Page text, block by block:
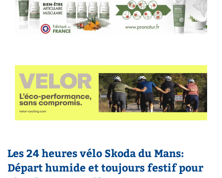
Les 24 heures vélo Skoda du Mans:
Départ humide et toujours festif pour